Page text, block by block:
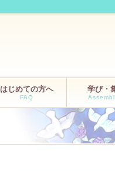
はじめての方へ
FAQ
学び・